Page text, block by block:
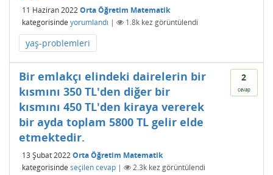
11 Haziran 2022Orta Öğretim Matematik
kategorisinde yorumlandı | 1.8k kez görüntülendi
yaş-problemleri
2
cevap
Bir emlakçı elindeki dairelerin bir
kısmını 350 TL'den diğer bir
kısmını 450 TL'den kiraya vererek
bir ayda toplam 5800 TL gelir elde
etmektedir.
13 Şubat 2022Orta Öğretim Matematik
kategorisinde seçilen cevap | 2.3k kez görüntülendi